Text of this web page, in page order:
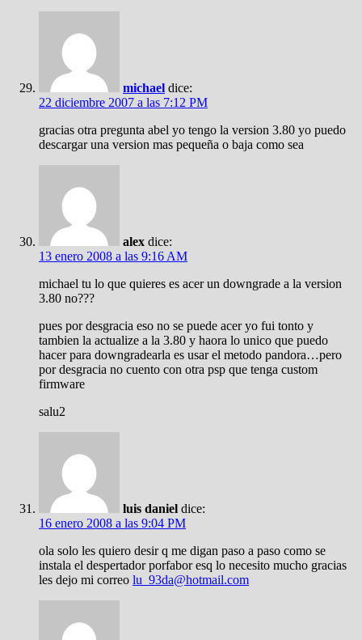
michael dice:
22 diciembre 2007 a las 7:12 PM
gracias otra pregunta abel yo tengo la version 3.80 yo puedo
descargar una version mas pequeña o baja como sea
alex dice:
13 enero 2008 a las 9:16 AM
michael tu lo que quieres es acer un downgrade a la version
3.80 no???
pues por desgracia eso no se puede acer yo fui tonto y
tambien la actualize a la 3.80 y haora lo unico que puedo
hacer para downgradearla es usar el metodo pandora…pero
por desgracia no cuento con otra psp que tenga custom
firmware
salu2
luis daniel dice:
16 enero 2008 a las 9:04 PM
ola solo les quiero desir q me digan paso a paso como se
instala el despertador porfabor esq lo necesito mucho gracias
les dejo mi correo lu_93da@hotmail.com